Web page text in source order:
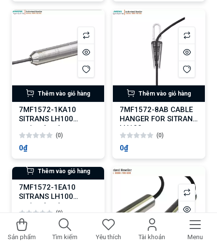
Sản phẩm Tìm kiếm Yêu thích Tài khoản Menu
Thêm vào giỏ hàng
SITRANS LH100
series, level
transmitter(0)
Thêm vào giỏ hàng
7MF1572-1KA10
SITRANS LH100
transmitter
0₫
7MF1572-8AB CABLE
HANGER FOR SITRANS
LH100